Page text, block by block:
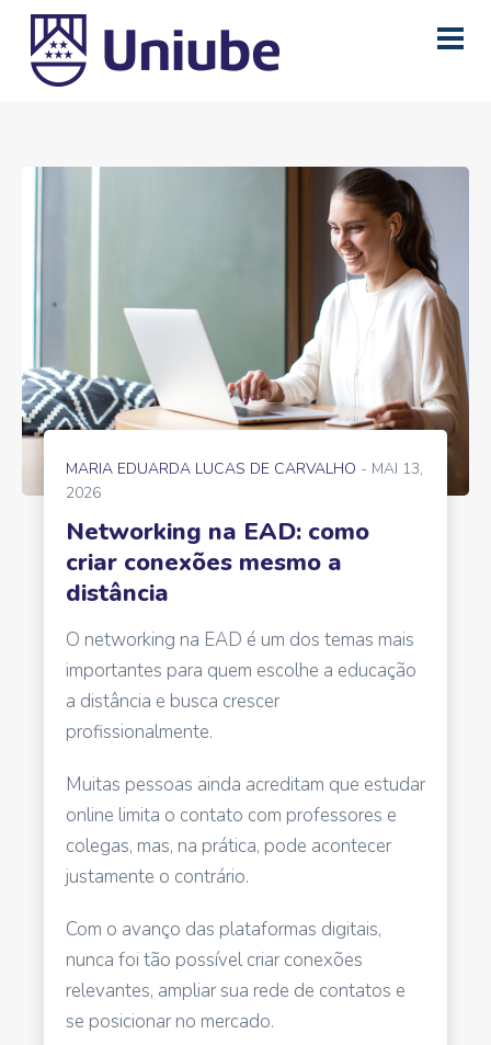
MARIA EDUARDA LUCAS DE CARVALHO - MAI 13,
2026
Networking na EAD: como
criar conexões mesmo a
distância
O networking na EAD é um dos temas mais
importantes para quem escolhe a educação
a distância e busca crescer
profissionalmente.
Muitas pessoas ainda acreditam que estudar
online limita o contato com professores e
colegas, mas, na prática, pode acontecer
justamente o contrário.
Com o avanço das plataformas digitais,
nunca foi tão possível criar conexões
relevantes, ampliar sua rede de contatos e
se posicionar no mercado.